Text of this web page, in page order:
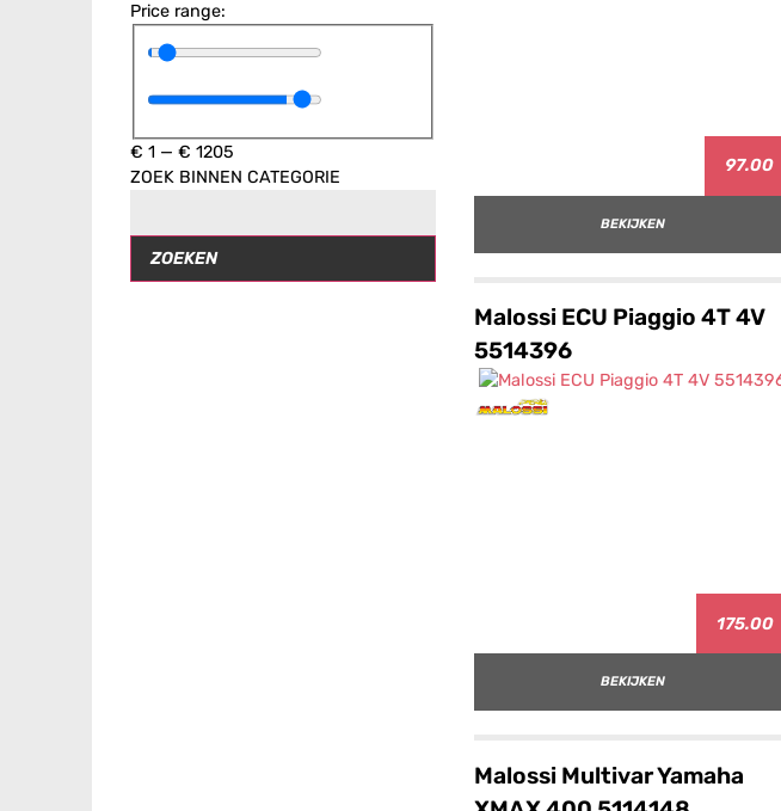
Price range:
€ 1 — € 1205
ZOEK BINNEN CATEGORIE
ZOEKEN
97.00
BEKIJKEN
Malossi ECU Piaggio 4T 4V
5514396
175.00
BEKIJKEN
Malossi Multivar Yamaha